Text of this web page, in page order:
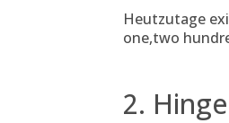
Heutzutage
one,two
2. Hinge